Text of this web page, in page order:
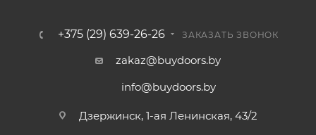
+375 (29) 639-26-26 ЗАКАЗАТЬ ЗВОНОК
zakaz@buydoors.by
info@buydoors.by
Дзержинск, 1-ая Ленинская, 43/2